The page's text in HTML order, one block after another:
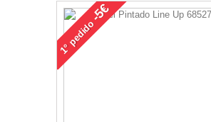
1°
pedido
-5€